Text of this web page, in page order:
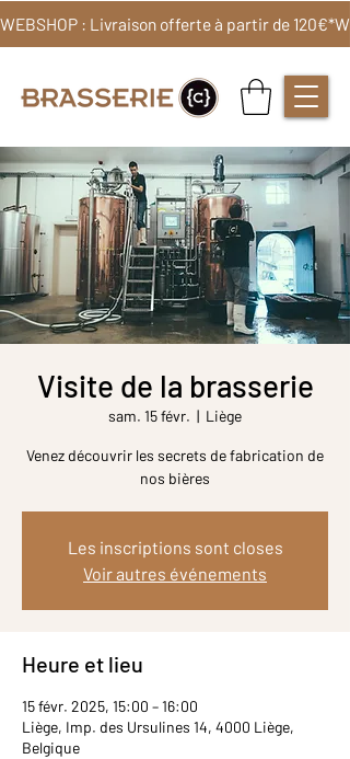
WEBSHOP : Livraison offerte à partir de 120€*
Visite de la brasserie
sam. 15 févr.
  |
Liège
Venez découvrir les secrets de fabrication de
nos bières
Les inscriptions sont closes
Voir autres événements
Heure et lieu
15 févr. 2025, 15:00 – 16:00
Liège, Imp. des Ursulines 14, 4000 Liège,
Belgique